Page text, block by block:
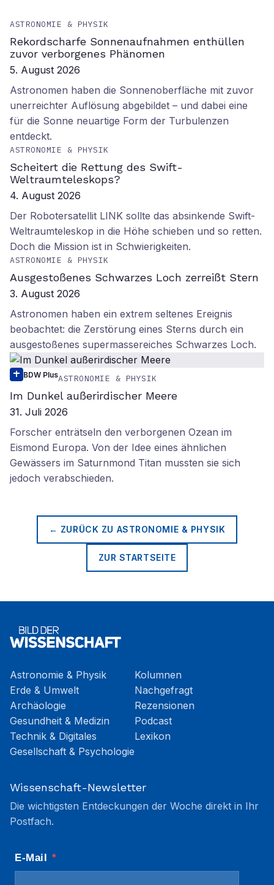
ASTRONOMIE & PHYSIK
Rekordscharfe Sonnenaufnahmen enthüllen
zuvor verborgenes Phänomen
5. August 2026
Astronomen haben die Sonnenoberfläche mit zuvor
unerreichter Auflösung abgebildet – und dabei eine
für die Sonne neuartige Form der Turbulenzen
entdeckt.
ASTRONOMIE & PHYSIK
Scheitert die Rettung des Swift-
Weltraumteleskops?
4. August 2026
Der Robotersatellit LINK sollte das absinkende Swift-
Weltraumteleskop in die Höhe schieben und so retten.
Doch die Mission ist in Schwierigkeiten.
ASTRONOMIE & PHYSIK
Ausgestoßenes Schwarzes Loch zerreißt Stern
3. August 2026
Astronomen haben ein extrem seltenes Ereignis
beobachtet: die Zerstörung eines Sterns durch ein
ausgestoßenes supermassereiches Schwarzes Loch.
BDW PlusASTRONOMIE & PHYSIK
Im Dunkel außerirdischer Meere
31. Juli 2026
Forscher enträtseln den verborgenen Ozean im
Eismond Europa. Von der Idee eines ähnlichen
Gewässers im Saturnmond Titan mussten sie sich
jedoch verabschieden.
← ZURÜCK ZU ASTRONOMIE & PHYSIK
ZUR STARTSEITE
Astronomie & Physik
Erde & Umwelt
Archäologie
Gesundheit & Medizin
Technik & Digitales
Gesellschaft & Psychologie
Kolumnen
Nachgefragt
Rezensionen
Podcast
Lexikon
Wissenschaft-Newsletter
Die wichtigsten Entdeckungen der Woche direkt in Ihr
Postfach.